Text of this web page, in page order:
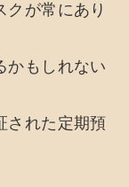
クが常にあり
かもしれない
された定期預